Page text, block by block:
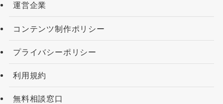
運営企業
コンテンツ制作ポリシー
プライバシーポリシー
利用規約
無料相談窓口